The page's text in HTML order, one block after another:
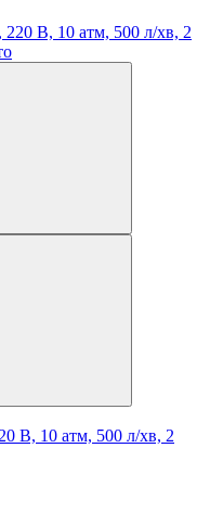
В, 10 атм, 500 л/хв, 2